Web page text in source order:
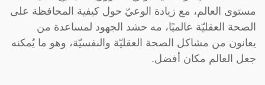
مستوى العالم، مع زيادة الوعيّ حول كيفية المحافظة على
الصحة العقليّة عالميًا، مه حشد الجهود لمساعدة من
يعانون من مشاكل الصحة العقليّة والنفسيّة، وهو ما يُمكنه
جعل العالم مكان أفضل.